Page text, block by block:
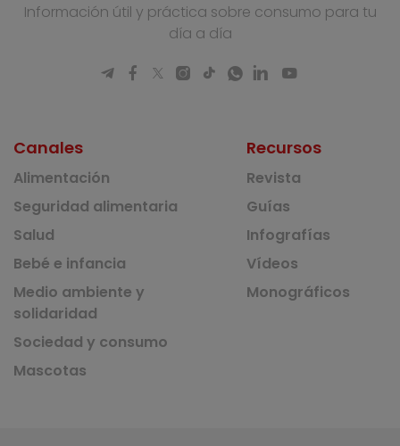
Información útil y práctica sobre consumo para tu
día a día
Canales
Alimentación
Seguridad alimentaria
Salud
Bebé e infancia
Medio ambiente y
solidaridad
Sociedad y consumo
Mascotas
Recursos
Revista
Guías
Infografías
Vídeos
Monográficos